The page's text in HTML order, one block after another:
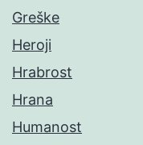
Greške
Heroji
Hrabrost
Hrana
Humanost